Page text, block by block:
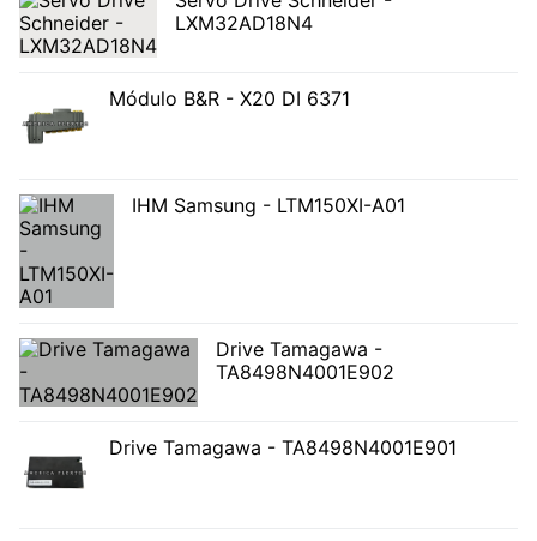
LXM32AD18N4
Módulo B&R - X20 DI 6371
IHM Samsung - LTM150XI-A01
Drive Tamagawa -
TA8498N4001E902
Drive Tamagawa - TA8498N4001E901